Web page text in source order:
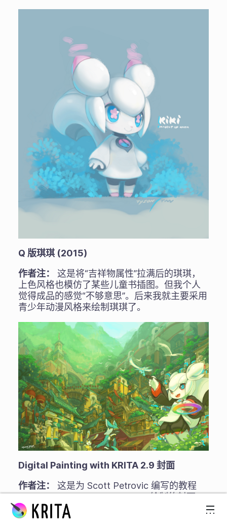
Q 版琪琪 (2015)
作者注：
这是将“吉祥物属性”拉满后的琪琪，
上色风格也模仿了某些儿童书插图。但我个人
觉得成品的感觉“不够意思”。后来我就主要采用
青少年动漫风格来绘制琪琪了。
Digital Painting with KRITA 2.9 封面
作者注：
这是为 Scott Petrovic 编写的教程
Digital Painting with KRITA 2.9绘制的封面。
琪琪的设计在 2014 年的时候进行了一次重大更
改，但我对于这一版琪琪的机械细节被过度简